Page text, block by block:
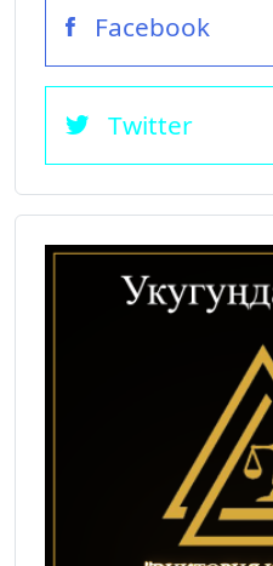
Facebook
Twitter